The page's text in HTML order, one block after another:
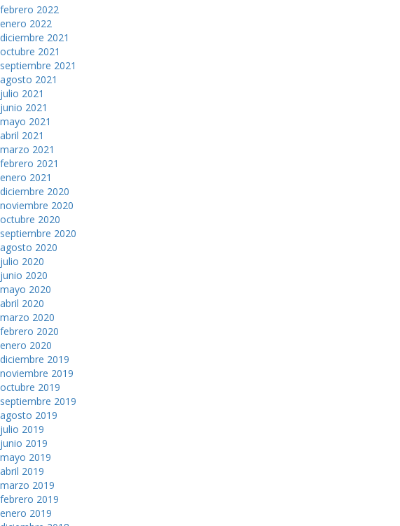
febrero 2022
enero 2022
diciembre 2021
octubre 2021
septiembre 2021
agosto 2021
julio 2021
junio 2021
mayo 2021
abril 2021
marzo 2021
febrero 2021
enero 2021
diciembre 2020
noviembre 2020
octubre 2020
septiembre 2020
agosto 2020
julio 2020
junio 2020
mayo 2020
abril 2020
marzo 2020
febrero 2020
enero 2020
diciembre 2019
noviembre 2019
octubre 2019
septiembre 2019
agosto 2019
julio 2019
junio 2019
mayo 2019
abril 2019
marzo 2019
febrero 2019
enero 2019